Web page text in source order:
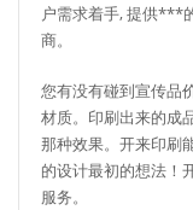
户需求着手, 提供***
商。
您有没有碰到宣传品
材质。印刷出来的成
那种效果。开来印刷
的设计最初的想法！
服务。